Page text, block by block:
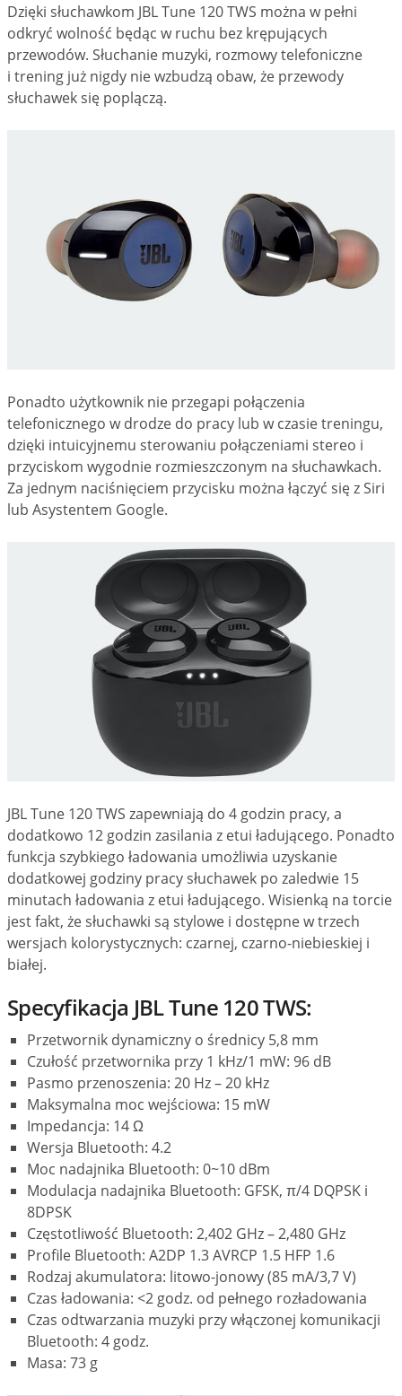
Dzięki słuchawkom JBL Tune 120 TWS można w pełni
odkryć wolność będąc w ruchu bez krępujących
przewodów. Słuchanie muzyki, rozmowy telefoniczne
i trening już nigdy nie wzbudzą obaw, że przewody
słuchawek się poplączą.
Ponadto użytkownik nie przegapi połączenia
telefonicznego w drodze do pracy lub w czasie treningu,
dzięki intuicyjnemu sterowaniu połączeniami stereo i
przyciskom wygodnie rozmieszczonym na słuchawkach.
Za jednym naciśnięciem przycisku można łączyć się z Siri
lub Asystentem Google.
JBL Tune 120 TWS zapewniają do 4 godzin pracy, a
dodatkowo 12 godzin zasilania z etui ładującego. Ponadto
funkcja szybkiego ładowania umożliwia uzyskanie
dodatkowej godziny pracy słuchawek po zaledwie 15
minutach ładowania z etui ładującego. Wisienką na torcie
jest fakt, że słuchawki są stylowe i dostępne w trzech
wersjach kolorystycznych: czarnej, czarno-niebieskiej i
białej.
Specyfikacja JBL Tune 120 TWS:
Przetwornik dynamiczny o średnicy 5,8 mm
Czułość przetwornika przy 1 kHz/1 mW: 96 dB
Pasmo przenoszenia: 20 Hz – 20 kHz
Maksymalna moc wejściowa: 15 mW
Impedancja: 14 Ω
Wersja Bluetooth: 4.2
Moc nadajnika Bluetooth: 0~10 dBm
Modulacja nadajnika Bluetooth: GFSK, π/4 DQPSK i
8DPSK
Częstotliwość Bluetooth: 2,402 GHz – 2,480 GHz
Profile Bluetooth: A2DP 1.3 AVRCP 1.5 HFP 1.6
Rodzaj akumulatora: litowo-jonowy (85 mA/3,7 V)
Czas ładowania: <2 godz. od pełnego rozładowania
Czas odtwarzania muzyki przy włączonej komunikacji
Bluetooth: 4 godz.
Masa: 73 g